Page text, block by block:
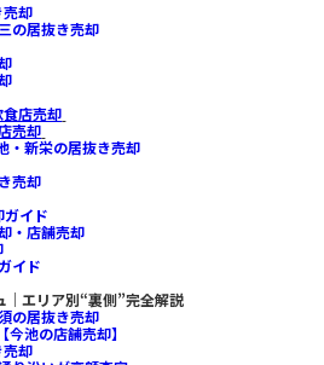
売却
の居抜き売却
店売却
売却
・新栄の居抜き売却
売却
ガイド
・店舗売却
イド
｜エリア別“裏側”完全解説
の居抜き売却
今池の店舗売却】
売却